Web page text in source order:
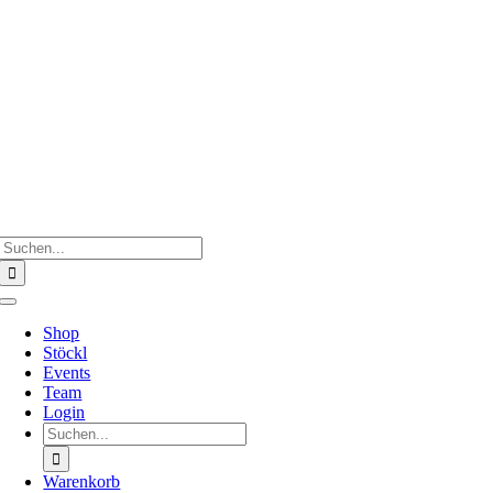
Toggle
Navigation
Shop
Stöckl
Events
Team
Login
Suche
nach:
Warenkorb